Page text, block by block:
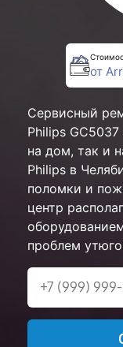
от
Сервисный
Philips
на дом, так и
Philips в
поломки и
центр
проблем